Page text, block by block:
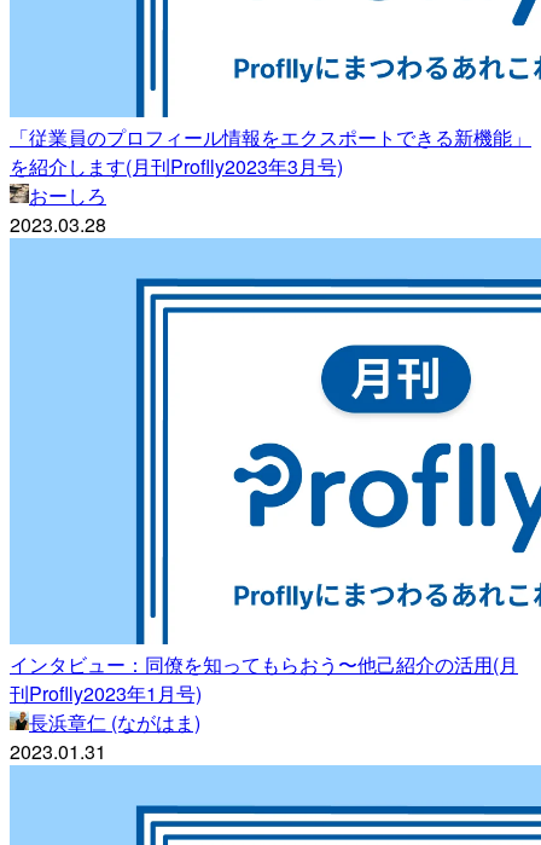
「従業員のプロフィール情報をエクスポートできる新機能」
を紹介します(月刊Proflly2023年3月号)
おーしろ
2023.03.28
インタビュー：同僚を知ってもらおう〜他己紹介の活用(月
刊Proflly2023年1月号)
長浜章仁 (ながはま)
2023.01.31